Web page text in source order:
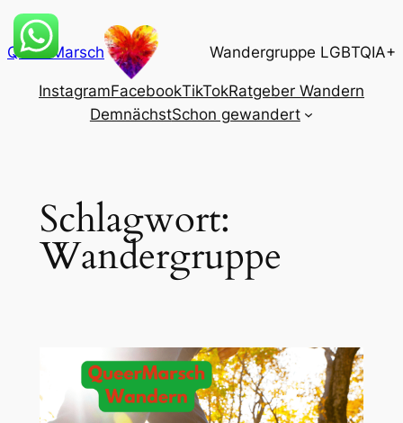
Zum
Inhalt
springen
QueerMarsch Wandergruppe LGBTQIA+
InstagramFacebookTikTokRatgeber Wandern
DemnächstSchon gewandert
Schlagwort:
Wandergruppe